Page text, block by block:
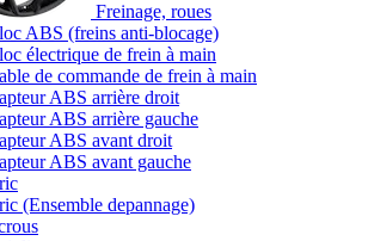
Freinage, roues
ABS (freins anti-blocage)
électrique de frein à main
de commande de frein à main
ABS arrière droit
ABS arrière gauche
ABS avant droit
ABS avant gauche
(Ensemble depannage)